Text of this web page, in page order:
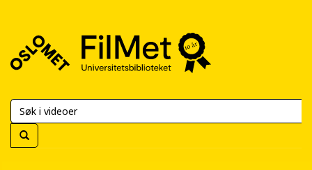
FilMet
Universitetsbiblioteket